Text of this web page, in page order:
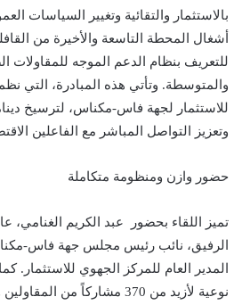
بالاستثمار والتقائية وتغيير السياسات
أشغال المحطة التاسعة والأخيرة من
للتعريف بنظام الدعم الموجه للمقاولات
والمتوسطة. وتأتي هذه المبادرة، التي
للاستثمار لجهة فاس-مكناس، لترسيخ
وتعزيز التواصل المباشر مع الفاعلين
حضور وازن ومنظومة متكاملة
تميز اللقاء بحضور عبد الكريم الغنامي،
الرفيق، نائب رئيس مجلس جهة فاس-
المدير العام للمركز الجهوي للاستثمار.
نوعية لأزيد من 370 مشاركاً من